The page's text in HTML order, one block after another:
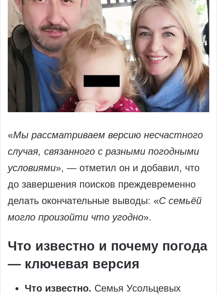
«Мы рассматриваем версию несчастного
случая, связанного с разными погодными
условиями», — отметил он и добавил, что
до завершения поисков преждевременно
делать окончательные выводы: «С семьёй
могло произойти что угодно».
Что известно и почему погода
— ключевая версия
Что известно. Семья Усольцевых